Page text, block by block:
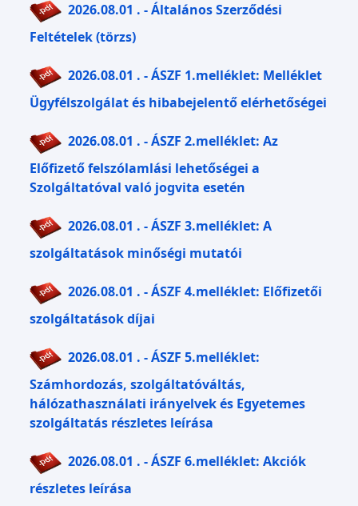
2026.08.01 . - Általános Szerződési
Feltételek (törzs)
2026.08.01 . - ÁSZF 1.melléklet: Melléklet
Ügyfélszolgálat és hibabejelentő elérhetőségei
2026.08.01 . - ÁSZF 2.melléklet: Az
Előfizető felszólamlási lehetőségei a
Szolgáltatóval való jogvita esetén
2026.08.01 . - ÁSZF 3.melléklet: A
szolgáltatások minőségi mutatói
2026.08.01 . - ÁSZF 4.melléklet: Előfizetői
szolgáltatások díjai
2026.08.01 . - ÁSZF 5.melléklet:
Számhordozás, szolgáltatóváltás,
hálózathasználati irányelvek és Egyetemes
szolgáltatás részletes leírása
2026.08.01 . - ÁSZF 6.melléklet: Akciók
részletes leírása